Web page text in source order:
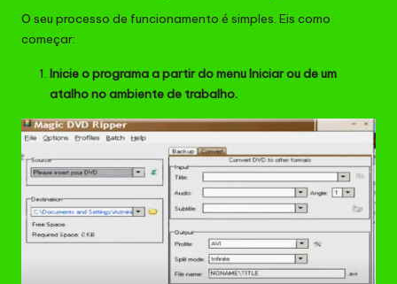
O seu processo de funcionamento é simples. Eis como
começar:
Inicie o programa a partir do menu Iniciar ou de um
atalho no ambiente de trabalho.